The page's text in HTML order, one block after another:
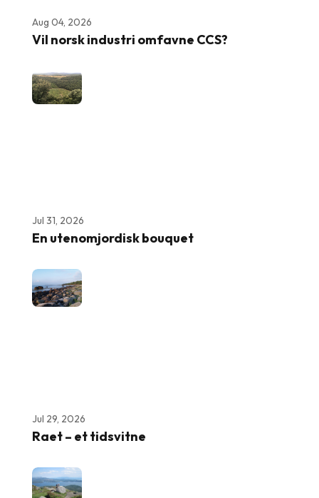
Aug 04, 2026
Vil norsk industri omfavne CCS?
Jul 31, 2026
En utenomjordisk bouquet
Jul 29, 2026
Raet – et tidsvitne